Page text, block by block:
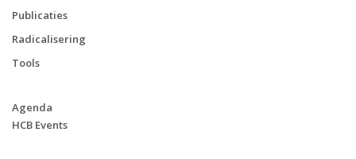
Publicaties
Radicalisering
Tools
Agenda
HCB Events